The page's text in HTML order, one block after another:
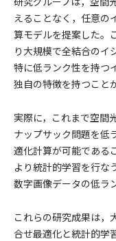
えることなく，任意の
算モデルを提案した。
り大規模で全結合のイ
特に低ランク性を持つ
独自の特徴を持つこと
実際に，これまで空間
ナップサック問題を低
適化計算が可能である
より統計的学習を行な
数字画像データの低ラ
これらの研究成果は，
合せ最適化と統計的学